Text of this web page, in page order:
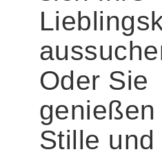
Oder Sie
genießen
Stille und